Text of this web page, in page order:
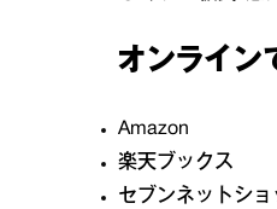
オンライン
Amazon
楽天ブックス
セブンネットショ